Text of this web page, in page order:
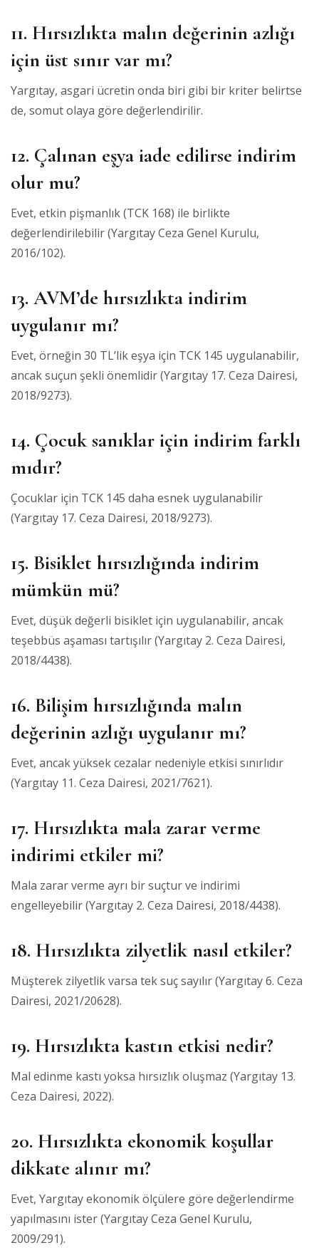
11. Hırsızlıkta malın değerinin azlığı
için üst sınır var mı?
Yargıtay, asgari ücretin onda biri gibi bir kriter belirtse
de, somut olaya göre değerlendirilir.
12. Çalınan eşya iade edilirse indirim
olur mu?
Evet, etkin pişmanlık (TCK 168) ile birlikte
değerlendirilebilir (Yargıtay Ceza Genel Kurulu,
2016/102).
13. AVM’de hırsızlıkta indirim
uygulanır mı?
Evet, örneğin 30 TL’lik eşya için TCK 145 uygulanabilir,
ancak suçun şekli önemlidir (Yargıtay 17. Ceza Dairesi,
2018/9273).
14. Çocuk sanıklar için indirim farklı
mıdır?
Çocuklar için TCK 145 daha esnek uygulanabilir
(Yargıtay 17. Ceza Dairesi, 2018/9273).
15. Bisiklet hırsızlığında indirim
mümkün mü?
Evet, düşük değerli bisiklet için uygulanabilir, ancak
teşebbüs aşaması tartışılır (Yargıtay 2. Ceza Dairesi,
2018/4438).
16. Bilişim hırsızlığında malın
değerinin azlığı uygulanır mı?
Evet, ancak yüksek cezalar nedeniyle etkisi sınırlıdır
(Yargıtay 11. Ceza Dairesi, 2021/7621).
17. Hırsızlıkta mala zarar verme
indirimi etkiler mi?
Mala zarar verme ayrı bir suçtur ve indirimi
engelleyebilir (Yargıtay 2. Ceza Dairesi, 2018/4438).
18. Hırsızlıkta zilyetlik nasıl etkiler?
Müşterek zilyetlik varsa tek suç sayılır (Yargıtay 6. Ceza
Dairesi, 2021/20628).
19. Hırsızlıkta kastın etkisi nedir?
Mal edinme kastı yoksa hırsızlık oluşmaz (Yargıtay 13.
Ceza Dairesi, 2022).
20. Hırsızlıkta ekonomik koşullar
dikkate alınır mı?
Evet, Yargıtay ekonomik ölçülere göre değerlendirme
yapılmasını ister (Yargıtay Ceza Genel Kurulu,
2009/291).